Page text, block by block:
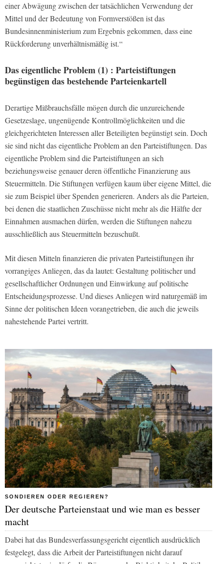
einer Abwägung zwischen der tatsächlichen Verwendung der
Mittel und der Bedeutung von Formverstößen ist das
Bundesinnenministerium zum Ergebnis gekommen, dass eine
Rückforderung unverhältnismäßig ist.“
Das eigentliche Problem (1) : Parteistiftungen
begünstigen das bestehende Parteienkartell
Derartige Mißbrauchsfälle mögen durch die unzureichende
Gesetzeslage, ungenügende Kontrollmöglichkeiten und die
gleichgerichteten Interessen aller Beteiligten begünstigt sein. Doch
sie sind nicht das eigentliche Problem an den Parteistiftungen. Das
eigentliche Problem sind die Parteistiftungen an sich
beziehungsweise genauer deren öffentliche Finanzierung aus
Steuermitteln. Die Stiftungen verfügen kaum über eigene Mittel, die
sie zum Beispiel über Spenden generieren. Anders als die Parteien,
bei denen die staatlichen Zuschüsse nicht mehr als die Hälfte der
Einnahmen ausmachen dürfen, werden die Stiftungen nahezu
ausschließlich aus Steuermitteln bezuschußt.
Mit diesen Mitteln finanzieren die privaten Parteistiftungen ihr
vorrangiges Anliegen, das da lautet: Gestaltung politischer und
gesellschaftlicher Ordnungen und Einwirkung auf politische
Entscheidungsprozesse. Und dieses Anliegen wird naturgemäß im
Sinne der politischen Ideen vorangetrieben, die auch die jeweils
nahestehende Partei vertritt.
SONDIEREN ODER REGIEREN?
Der deutsche Parteienstaat und wie man es besser
macht
Dabei hat das Bundesverfassungsgericht eigentlich ausdrücklich
festgelegt, dass die Arbeit der Parteistiftungen nicht darauf